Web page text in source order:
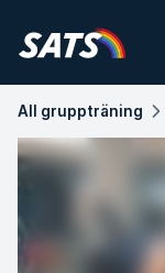
All gruppträning